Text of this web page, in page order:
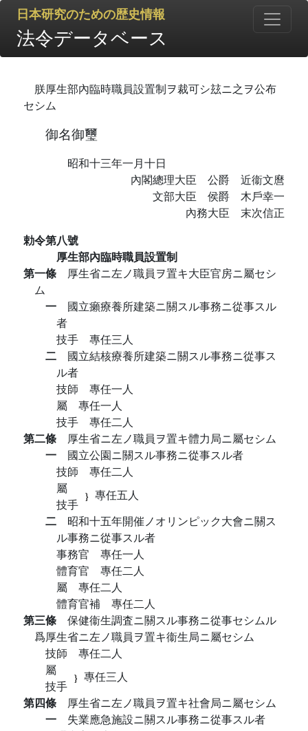
日本研究のための歴史情報
法令データベース
朕厚生部內臨時職員設置制ヲ裁可シ玆ニ之ヲ公布
セシム
御名御璽
昭和十三年一月十日
內閣總理大臣 公爵 近衞文麿
文部大臣 侯爵 木戶幸一
內務大臣 末次信正
勅令第八號
厚生部內臨時職員設置制
第一條 厚生省ニ左ノ職員ヲ置キ大臣官房ニ屬セシ
ム
一 國立癩療養所建築ニ關スル事務ニ從事スル
者
技手 專任三人
二 國立結核療養所建築ニ關スル事務ニ從事ス
ル者
技師 專任一人
屬 專任一人
技手 專任二人
第二條 厚生省ニ左ノ職員ヲ置キ體力局ニ屬セシム
一 國立公園ニ關スル事務ニ從事スル者
技師 專任二人
屬
技手
專任五人
二 昭和十五年開催ノオリンピック大會ニ關ス
ル事務ニ從事スル者
事務官 專任一人
體育官 專任二人
屬 專任二人
體育官補 專任二人
第三條 保健衞生調査ニ關スル事務ニ從事セシムル
爲厚生省ニ左ノ職員ヲ置キ衞生局ニ屬セシム
技師 專任二人
屬
技手
專任三人
第四條 厚生省ニ左ノ職員ヲ置キ社會局ニ屬セシム
一 失業應急施設ニ關スル事務ニ從事スル者